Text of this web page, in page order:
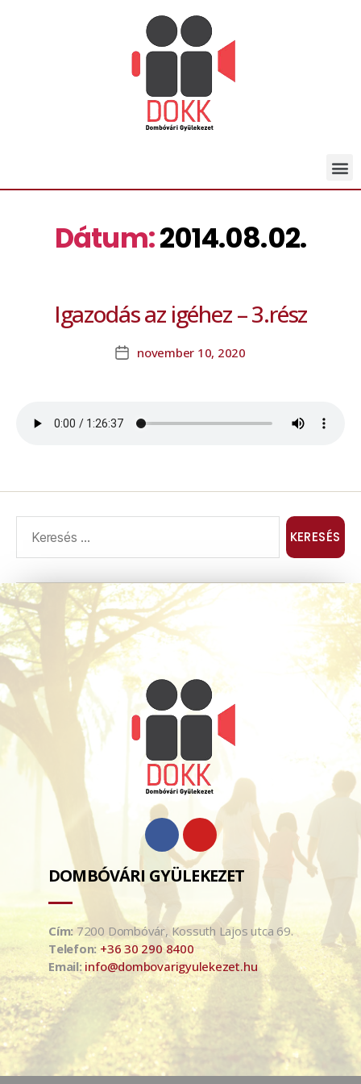
Dátum:2014.08.02.
Igazodás az igéhez – 3.rész
november 10, 2020
DOMBÓVÁRI GYÜLEKEZET
Cím: 7200 Dombóvár, Kossuth Lajos utca 69.
Telefon: +36 30 290 8400
Email:info@dombovarigyulekezet.hu